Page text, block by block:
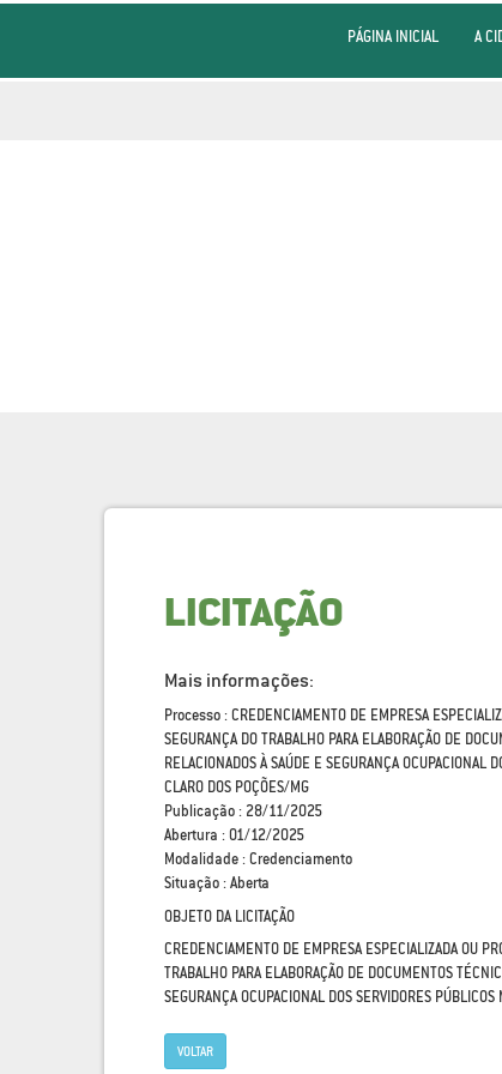
PÁGINA INICIAL A
LICITAÇÃO
Mais informações:
Processo : CREDENCIAMENTO DE EMPRESA
SEGURANÇA DO TRABALHO PARA ELABORAÇÃO DE
RELACIONADOS À SAÚDE E SEGURANÇA OCUPACIONAL
CLARO DOS POÇÕES/MG
Publicação : 28/11/2025
Abertura : 01/12/2025
Modalidade : Credenciamento
Situação : Aberta
OBJETO DA LICITAÇÃO
CREDENCIAMENTO DE EMPRESA ESPECIALIZADA OU
TRABALHO PARA ELABORAÇÃO DE DOCUMENTOS
SEGURANÇA OCUPACIONAL DOS SERVIDORES
VOLTAR